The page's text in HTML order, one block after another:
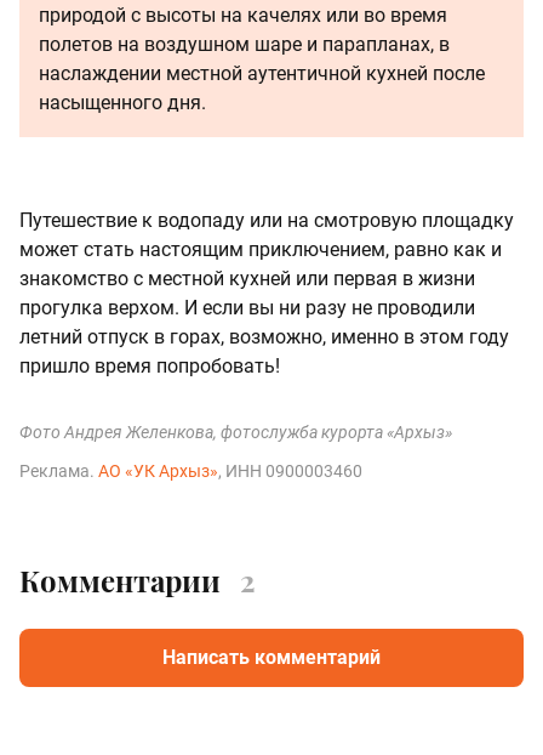
природой с высоты на качелях или во время
полетов на воздушном шаре и парапланах, в
наслаждении местной аутентичной кухней после
насыщенного дня.
Путешествие к водопаду или на смотровую площадку
может стать настоящим приключением, равно как и
знакомство с местной кухней или первая в жизни
прогулка верхом. И если вы ни разу не проводили
летний отпуск в горах, возможно, именно в этом году
пришло время попробовать!
Фото Андрея Желенкова, фотослужба курорта «Архыз»
Реклама. АО «УК Архыз», ИНН 0900003460
Комментарии 2
Написать комментарий